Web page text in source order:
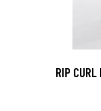
RIP CURL